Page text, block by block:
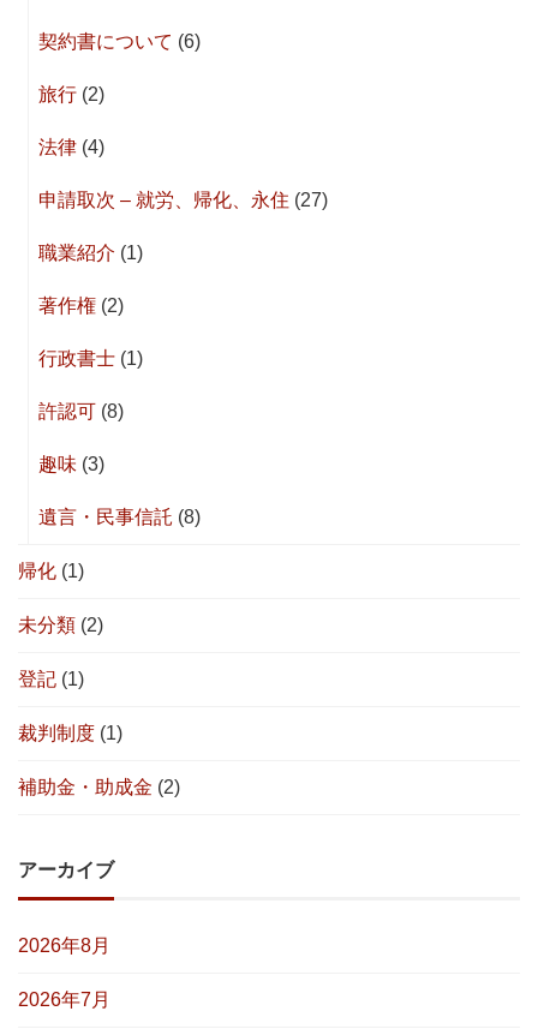
契約書について (6)
旅行 (2)
法律 (4)
申請取次 – 就労、帰化、永住 (27)
職業紹介 (1)
著作権 (2)
行政書士 (1)
許認可 (8)
趣味 (3)
遺言・民事信託 (8)
帰化 (1)
未分類 (2)
登記 (1)
裁判制度 (1)
補助金・助成金 (2)
アーカイブ
2026年8月
2026年7月